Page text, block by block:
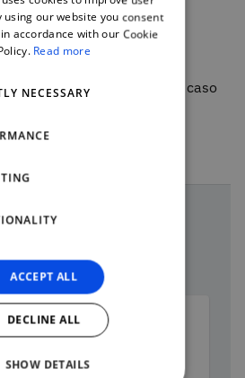
e Conceitos
inovação?
metodológica e Estudo de caso
ENGLISH
using our website you consent
accordance with our Cookie
Read more
NECESSARY
ACCEPT ALL
DECLINE ALL
SHOW DETAILS